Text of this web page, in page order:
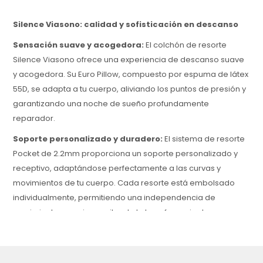
Silence Viasono: calidad y sofisticación en descanso
Sensación suave y acogedora: El colchón de resorte
Silence Viasono ofrece una experiencia de descanso suave
y acogedora. Su Euro Pillow, compuesto por espuma de látex
55D, se adapta a tu cuerpo, aliviando los puntos de presión y
garantizando una noche de sueño profundamente
reparador.
Soporte personalizado y duradero: El sistema de resorte
Pocket de 2.2mm proporciona un soporte personalizado y
receptivo, adaptándose perfectamente a las curvas y
movimientos de tu cuerpo. Cada resorte está embolsado
individualmente, permitiendo una independencia de
movimiento superior y evitando la transferencia de